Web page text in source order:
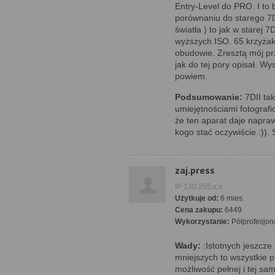
Entry-Level do PRO. I to
porównaniu do starego
światła ) to jak w starej
wyższych ISO. 65
obudowie. Zresztą mój
jak do tej pory opisał.
powiem.
Podsumowanie: 7DII
umiejętnościami
że ten aparat daje
kogo stać oczywiście :)).
zaj.press
IP 130.255.x.x
Użytkuje od: 6 mies.
Cena zakupu: 6449
Wykorzystanie:
Wady: :Istotnych jeszcze
mniejszych to wszystkie
możliwość pełnej i tej